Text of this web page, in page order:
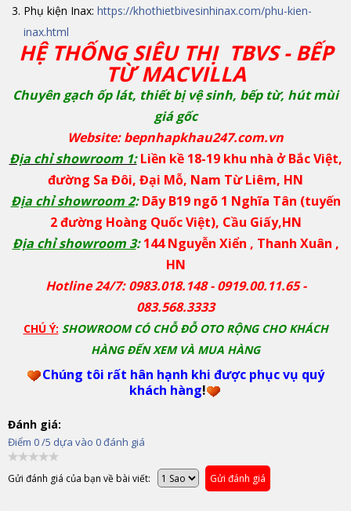
Phụ kiện Inax: https://khothietbivesinhinax.com/phu-kien-
inax.html
HỆ THỐNG SIÊU THỊ TBVS - BẾP
TỪ MACVILLA
Chuyên gạch ốp lát, thiết bị vệ sinh, bếp từ, hút mùi
giá gốc
Website: bepnhapkhau247.com.vn
Địa chỉ showroom 1: Liền kề 18-19 khu nhà ở Bắc Việt,
đường Sa Đôi, Đại Mỗ, Nam Từ Liêm, HN
Địa chỉ showroom 2:Dãy B19 ngõ 1 Nghĩa Tân (tuyến
2 đường Hoàng Quốc Việt), Cầu Giấy,HN
Địa chỉ showroom 3:144 Nguyễn Xiển , Thanh Xuân ,
HN
Hotline 24/7: 0983.018.148 - 0919.00.11.65 -
083.568.3333
CHÚ Ý: SHOWROOM CÓ CHỖ ĐỖ OTO RỘNG CHO KHÁCH
HÀNG ĐẾN XEM VÀ MUA HÀNG
Chúng tôi rất hân hạnh khi được phục vụ quý
khách hàng!
Đánh giá:
Điểm 0/5 dựa vào 0đánh giá
Gửi đánh giá của bạn về bài viết: Gửi đánh giá